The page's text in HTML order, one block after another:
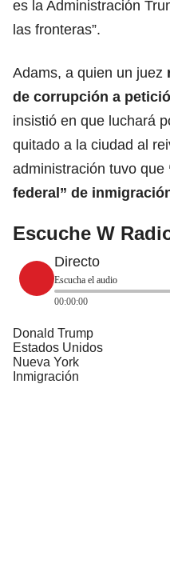
es la Administración
las fronteras”.
Adams, a quien un juez
de corrupción a
insistió en que luchará
quitado a la ciudad al
administración tuvo que
federal” de
Escuche W
Directo
Escucha el audio
00:00:00
Donald Trump
Estados Unidos
Nueva York
Inmigración